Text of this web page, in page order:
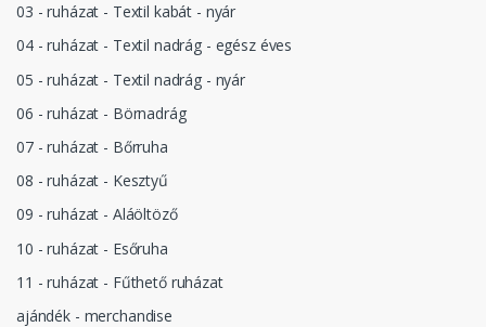
03 - ruházat - Textil kabát - nyár
04 - ruházat - Textil nadrág - egész éves
05 - ruházat - Textil nadrág - nyár
06 - ruházat - Börnadrág
07 - ruházat - Bőrruha
08 - ruházat - Kesztyű
09 - ruházat - Aláöltöző
10 - ruházat - Esőruha
11 - ruházat - Fűthető ruházat
ajándék - merchandise